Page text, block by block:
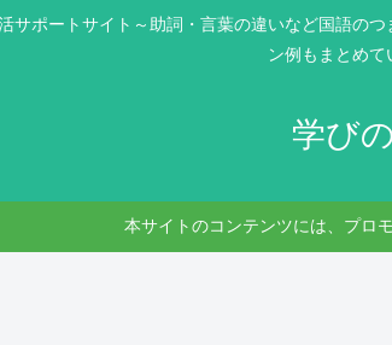
サポートサイト～助詞・言葉の違いなど国語の
ン例もまとめて
学び
本サイトのコンテンツには、プロ